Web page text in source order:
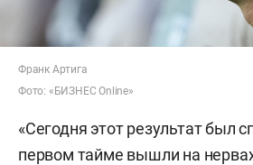
Франк Артига
Фото: «БИЗНЕС Online»
«Сегодня этот результат был
первом тайме вышли на